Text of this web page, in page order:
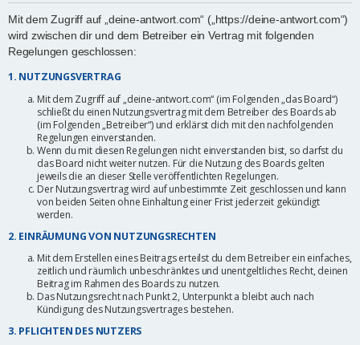
e
Mit dem Zugriff auf „deine-antwort.com“ („https://deine-antwort.com“)
wird zwischen dir und dem Betreiber ein Vertrag mit folgenden
Regelungen geschlossen:
1. NUTZUNGSVERTRAG
Mit dem Zugriff auf „deine-antwort.com“ (im Folgenden „das Board“)
schließt du einen Nutzungsvertrag mit dem Betreiber des Boards ab
(im Folgenden „Betreiber“) und erklärst dich mit den nachfolgenden
Regelungen einverstanden.
Wenn du mit diesen Regelungen nicht einverstanden bist, so darfst du
das Board nicht weiter nutzen. Für die Nutzung des Boards gelten
jeweils die an dieser Stelle veröffentlichten Regelungen.
Der Nutzungsvertrag wird auf unbestimmte Zeit geschlossen und kann
von beiden Seiten ohne Einhaltung einer Frist jederzeit gekündigt
werden.
2. EINRÄUMUNG VON NUTZUNGSRECHTEN
Mit dem Erstellen eines Beitrags erteilst du dem Betreiber ein einfaches,
zeitlich und räumlich unbeschränktes und unentgeltliches Recht, deinen
Beitrag im Rahmen des Boards zu nutzen.
Das Nutzungsrecht nach Punkt 2, Unterpunkt a bleibt auch nach
Kündigung des Nutzungsvertrages bestehen.
3. PFLICHTEN DES NUTZERS